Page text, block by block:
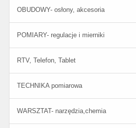
OBUDOWY- osłony, akcesoria
POMIARY- regulacje i mierniki
RTV, Telefon, Tablet
TECHNIKA pomiarowa
WARSZTAT- narzędzia,chemia